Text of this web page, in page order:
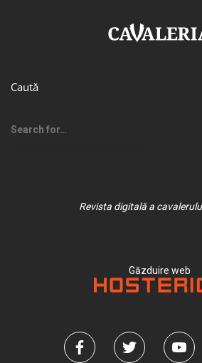
Caută
Revista digitală a
Găzduire web